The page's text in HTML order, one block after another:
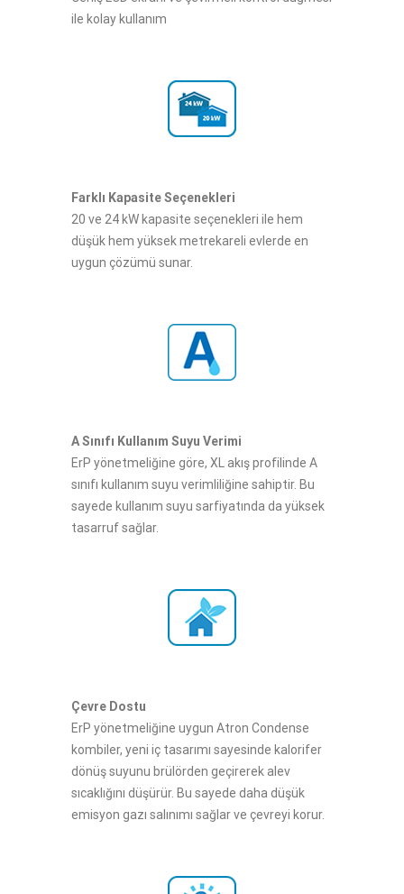
ile kolay kullanım
Farklı Kapasite Seçenekleri
20 ve 24 kW kapasite seçenekleri ile hem
düşük hem yüksek metrekareli evlerde en
uygun çözümü sunar.
A Sınıfı Kullanım Suyu Verimi
ErP yönetmeliğine göre, XL akış profilinde A
sınıfı kullanım suyu verimliliğine sahiptir. Bu
sayede kullanım suyu sarfiyatında da yüksek
tasarruf sağlar.
Çevre Dostu
ErP yönetmeliğine uygun Atron Condense
kombiler, yeni iç tasarımı sayesinde kalorifer
dönüş suyunu brülörden geçirerek alev
sıcaklığını düşürür. Bu sayede daha düşük
emisyon gazı salınımı sağlar ve çevreyi korur.